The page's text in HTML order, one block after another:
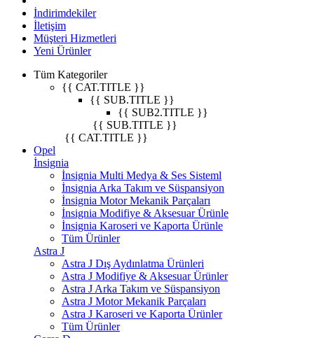
İndirimdekiler
İletişim
Müşteri Hizmetleri
Yeni Ürünler
Tüm Kategoriler
{{ CAT.TITLE }}
{{ SUB.TITLE }}
{{ SUB2.TITLE }}
{{ SUB.TITLE }}
{{ CAT.TITLE }}
Opel
İnsignia
İnsignia Multi Medya & Ses Sisteml
İnsignia Arka Takım ve Süspansiyon
İnsignia Motor Mekanik Parçaları
İnsignia Modifiye & Aksesuar Ürünle
İnsignia Karoseri ve Kaporta Ürünle
Tüm Ürünler
Astra J
Astra J Dış Aydınlatma Ürünleri
Astra J Modifiye & Aksesuar Ürünler
Astra J Arka Takım ve Süspansiyon
Astra J Motor Mekanik Parçaları
Astra J Karoseri ve Kaporta Ürünler
Tüm Ürünler